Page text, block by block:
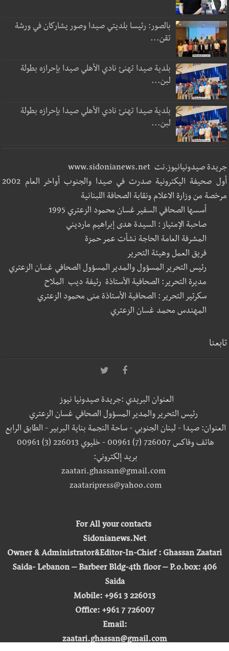
بالصور: رئيسا بلديتي صيدا وصور يشاركان في ورشة
تقن...
بلدية صيدا تهنئ نادي الأهلي صيدا بإحرازه بطولة
لبن...
بلدية صيدا تهنئ نادي الأهلي صيدا بإحرازه بطولة
لبن...
جريدة صيدونيانيوز.نت www.sidonianews.net
أول صحيفة اليكترونية صدرت في صيدا والجنوب أواخر العام 2002
مرخصة من وزارة الاعلام ونقابة الصحافة اللبنانية
أسسها الصحافي السفير غسان محمود الزعتري 1995
صاحبة الإمتياز : السيدة هدى إبراهيم مارديني
المشرفة العامة الحاجة نشأت عمر حمزة
فريق العمل وهيئة التحرير
رئيس التحرير المسؤول والمدير المسؤول الصحافي غسان الزعتري
مديرة التحرير: الصحافية الأستاذة رئيفة ديب الملاح
سكرتير التحرير : الصحافية الأستاذة منى محمود الزعتري
المهندس محمد غسان الزعتري
تابعنا
العنوان البريدي :جريدة صيدونيا نيوز
رئيس التحرير والمدير المسؤول الصحافي غسان الزعتري
العنوان: صيدا - لبنان الجنوبي - ساحة النجمة بناية البربير - الطابق الرابع
هاتف وفاكس 726007 (7) 00961 - خليوي 226013 (3) 00961
بريد إلكتروني:
zaatari.ghassan@gmail.com
zaataripress@yahoo.com
For All your contacts
Sidonianews.Net
Owner & Administrator&Editor-In-Chief : Ghassan Zaatari
Saida- Lebanon – Barbeer Bldg-4th floor – P.o.box: 406
Saida
Mobile: +961 3 226013
Office: +961 7 726007
Email:
zaatari.ghassan@gmail.com